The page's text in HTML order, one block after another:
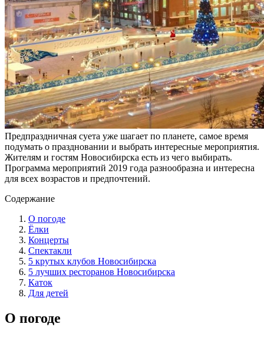
Предпраздничная суета уже шагает по планете, самое время
подумать о праздновании и выбрать интересные мероприятия.
Жителям и гостям Новосибирска есть из чего выбирать.
Программа мероприятий 2019 года разнообразна и интересна
для всех возрастов и предпочтений.
Содержание
О погоде
Ёлки
Концерты
Спектакли
5 крутых клубов Новосибирска
5 лучших ресторанов Новосибирска
Каток
Для детей
О погоде